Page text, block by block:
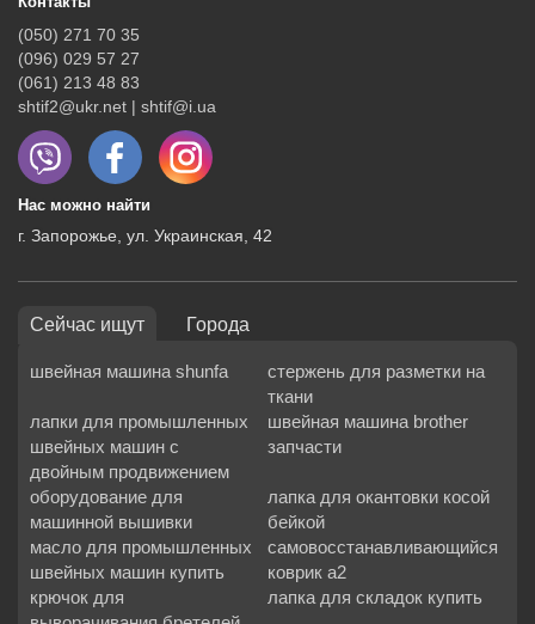
(050) 271 70 35
(096) 029 57 27
(061) 213 48 83
shtif2@ukr.net | shtif@i.ua
Нас можно найти
г. Запорожье, ул. Украинская, 42
Сейчас ищут Города
швейная машина shunfa
стержень для разметки на
ткани
лапки для промышленных
швейных машин с
двойным продвижением
швейная машина brother
запчасти
оборудование для
машинной вышивки
лапка для окантовки косой
бейкой
масло для промышленных
швейных машин купить
самовосстанавливающийся
коврик а2
крючок для
лапка для складок купить